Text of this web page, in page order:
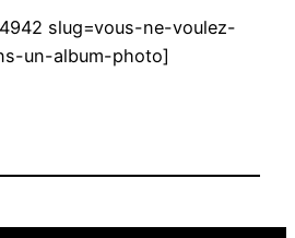
slug=vous-ne-voulez-
un-album-photo]